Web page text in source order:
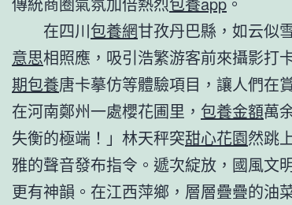
在四川包養網甘孜丹巴縣，如云似
意思相照應，吸引浩繁游客前來攝影打
期包養唐卡摹仿等體驗項目，讓人們在
在河南鄭州一處櫻花圃里， 包養金額萬
失衡的極端！」林天秤突甜心花園然跳
雅的聲音發布指令。遞次綻放，國風文
更有神韻。在江西萍鄉，層層疊疊的油